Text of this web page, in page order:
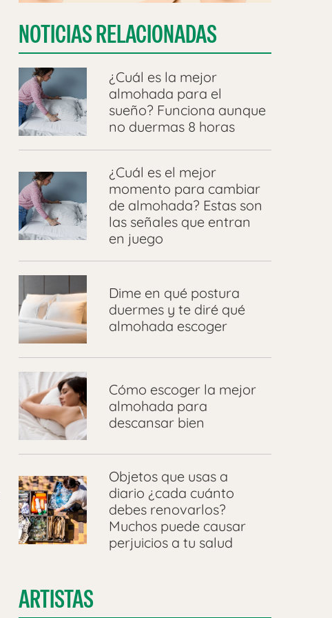
NOTICIAS RELACIONADAS
¿Cuál es la mejor
almohada para el
sueño? Funciona aunque
no duermas 8 horas
¿Cuál es el mejor
momento para cambiar
de almohada? Estas son
las señales que entran
en juego
Dime en qué postura
duermes y te diré qué
almohada escoger
Cómo escoger la mejor
almohada para
descansar bien
Objetos que usas a
diario ¿cada cuánto
debes renovarlos?
Muchos puede causar
perjuicios a tu salud
ARTISTAS